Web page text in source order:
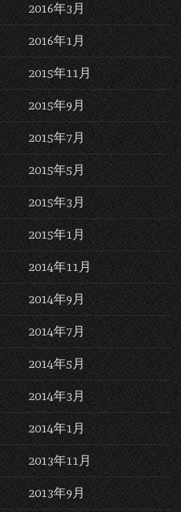
2016年3月
2016年1月
2015年11月
2015年9月
2015年7月
2015年5月
2015年3月
2015年1月
2014年11月
2014年9月
2014年7月
2014年5月
2014年3月
2014年1月
2013年11月
2013年9月